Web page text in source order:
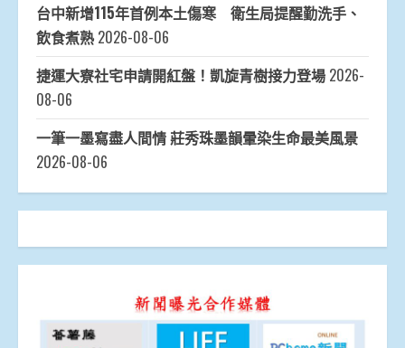
台中新增115年首例本土傷寒 衛生局提醒勤洗手、
飲食煮熟 2026-08-06
捷運大寮社宅申請開紅盤！凱旋青樹接力登場 2026-
08-06
一筆一墨寫盡人間情 莊秀珠墨韻暈染生命最美風景
2026-08-06